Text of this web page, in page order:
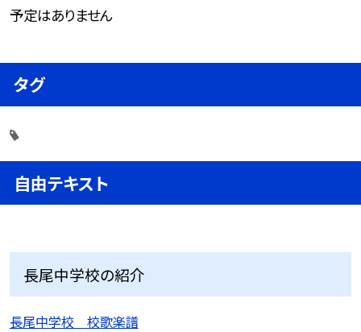
予定はありません
タグ
自由テキスト
長尾中学校の紹介
長尾中学校 校歌楽譜